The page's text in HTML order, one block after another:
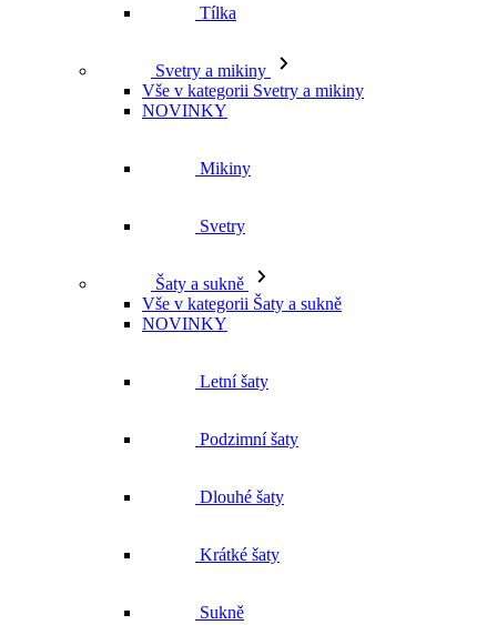
Tílka
Svetry a mikiny
Vše v kategorii Svetry a mikiny
NOVINKY
Mikiny
Svetry
Šaty a sukně
Vše v kategorii Šaty a sukně
NOVINKY
Letní šaty
Podzimní šaty
Dlouhé šaty
Krátké šaty
Sukně